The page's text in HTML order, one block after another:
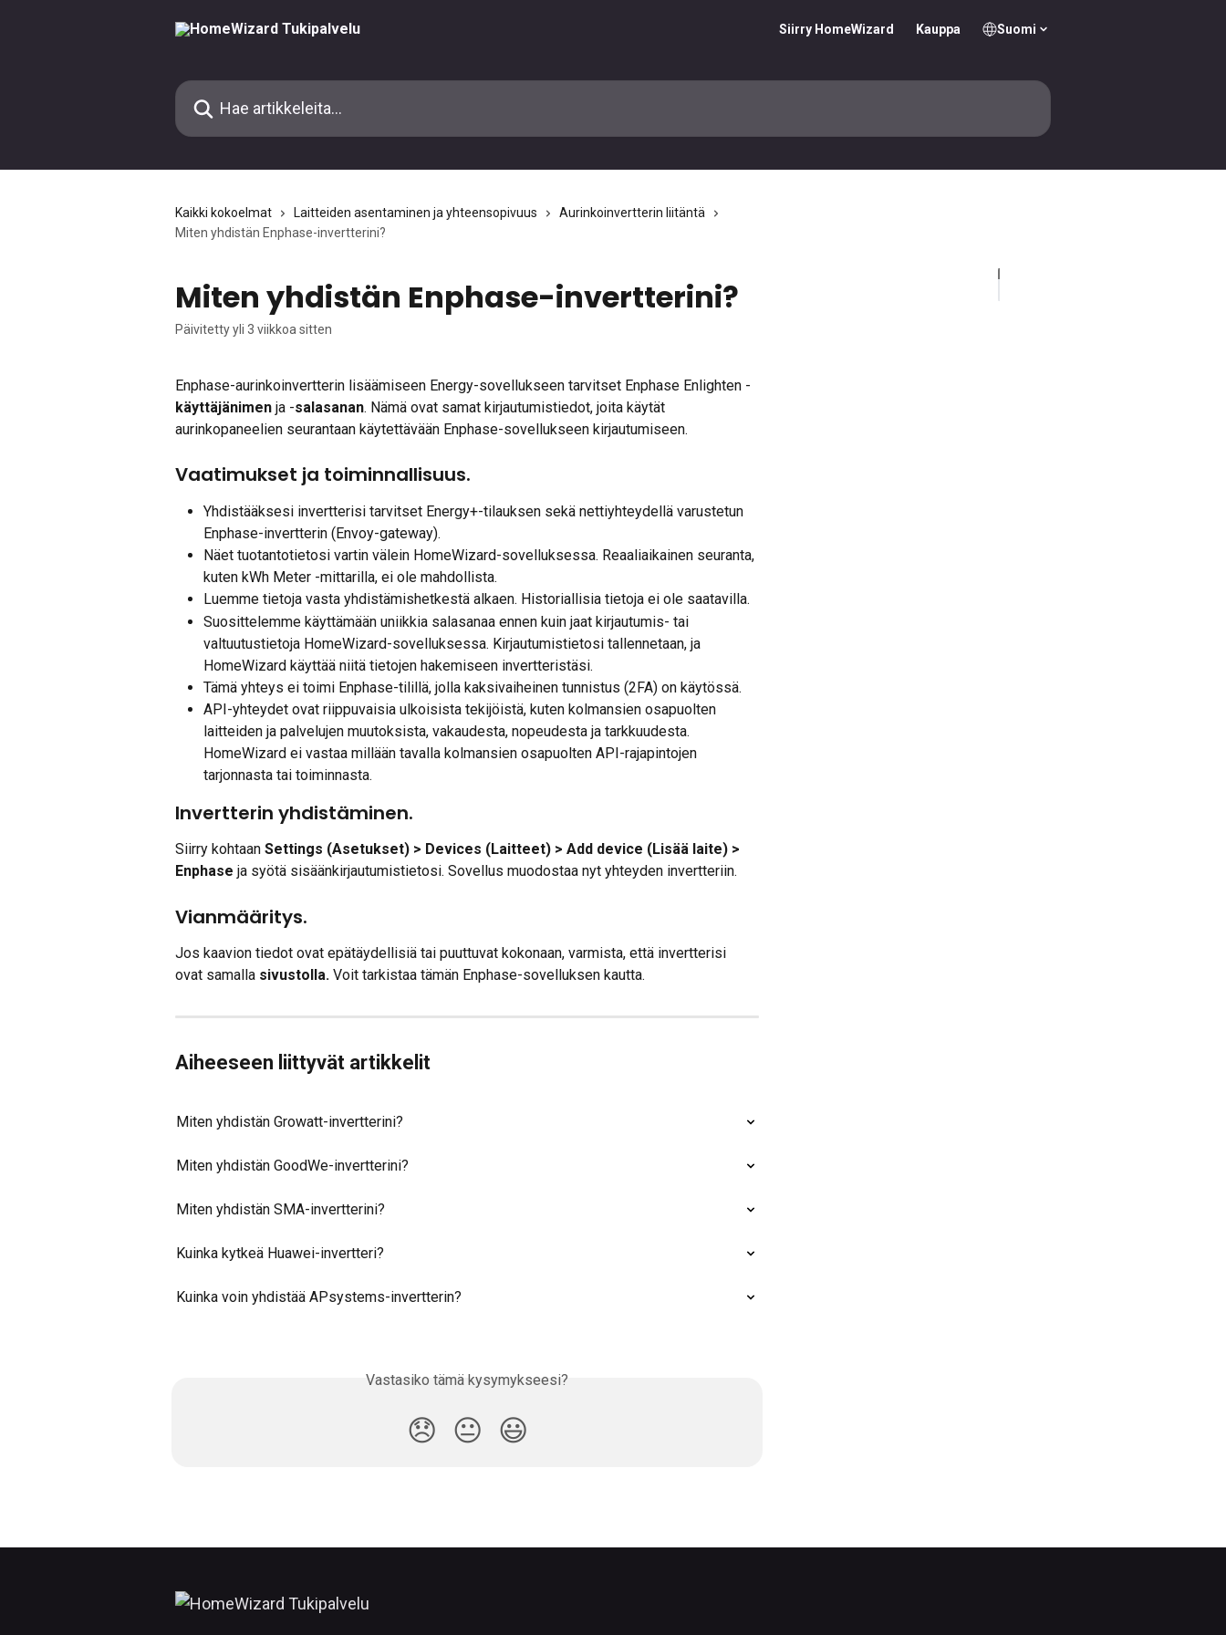
Siirry HomeWizard Kauppa Suomi
Hae artikkeleita...
Kaikki kokoelmat Laitteiden asentaminen ja yhteensopivuus
Aurinkoinvertterin liitäntä
Miten yhdistän Enphase-invertterini?
Miten yhdistän Enphase-invertterini?
Päivitetty yli 3 viikkoa sitten
Enphase-aurinkoinvertterin lisäämiseen Energy-sovellukseen tarvitset Enphase Enlighten -
käyttäjänimen ja -salasanan. Nämä ovat samat kirjautumistiedot, joita käytät
aurinkopaneelien seurantaan käytettävään Enphase-sovellukseen kirjautumiseen.
Vaatimukset ja toiminnallisuus.
Yhdistääksesi invertterisi tarvitset Energy+-tilauksen sekä nettiyhteydellä varustetun
Enphase-invertterin (Envoy-gateway).
Näet tuotantotietosi vartin välein HomeWizard-sovelluksessa. Reaaliaikainen seuranta,
kuten kWh Meter -mittarilla, ei ole mahdollista.
Luemme tietoja vasta yhdistämishetkestä alkaen. Historiallisia tietoja ei ole saatavilla.
Suosittelemme käyttämään uniikkia salasanaa ennen kuin jaat kirjautumis- tai
valtuutustietoja HomeWizard-sovelluksessa. Kirjautumistietosi tallennetaan, ja
HomeWizard käyttää niitä tietojen hakemiseen invertteristäsi.
Tämä yhteys ei toimi Enphase-tilillä, jolla kaksivaiheinen tunnistus (2FA) on käytössä.
API-yhteydet ovat riippuvaisia ulkoisista tekijöistä, kuten kolmansien osapuolten
laitteiden ja palvelujen muutoksista, vakaudesta, nopeudesta ja tarkkuudesta.
HomeWizard ei vastaa millään tavalla kolmansien osapuolten API-rajapintojen
tarjonnasta tai toiminnasta.
Invertterin yhdistäminen.
Siirry kohtaan Settings (Asetukset) > Devices (Laitteet) > Add device (Lisää laite) >
Enphase ja syötä sisäänkirjautumistietosi. Sovellus muodostaa nyt yhteyden invertteriin.
Vianmääritys.
Jos kaavion tiedot ovat epätäydellisiä tai puuttuvat kokonaan, varmista, että invertterisi
ovat samalla sivustolla. Voit tarkistaa tämän Enphase-sovelluksen kautta.
Aiheeseen liittyvät artikkelit
Miten yhdistän Growatt-invertterini?
Miten yhdistän GoodWe-invertterini?
Miten yhdistän SMA-invertterini?
Kuinka kytkeä Huawei-invertteri?
Kuinka voin yhdistää APsystems-invertterin?
Vastasiko tämä kysymykseesi?
😞 😐 😃